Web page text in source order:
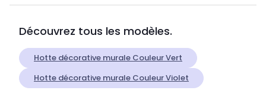
Découvrez tous les modèles.
Hotte décorative murale Couleur Vert
Hotte décorative murale Couleur Violet